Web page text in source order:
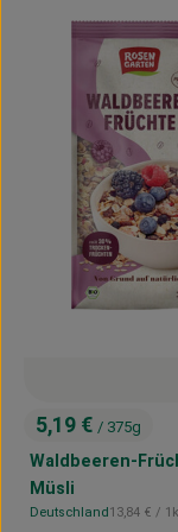
, Preis:
5,19 € / 375g
Waldbeeren-
Müsli
, Herkunft:
Deutschland ,13,84 € /